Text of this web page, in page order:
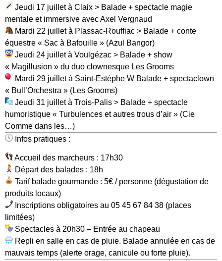
Jeudi 17 juillet à Claix > Balade + spectacle magie
mentale et immersive avec Axel Vergnaud
Mardi 22 juillet à Plassac-Rouffiac > Balade + conte
équestre « Sac à Bafouille » (Azul Bangor)
Jeudi 24 juillet à Voulgézac > Balade + show
« Magillusion » du duo clownesque Les Grooms
Mardi 29 juillet à Saint-Estèphe W Balade + spectaclown
« Bull’Orchestra » (Les Grooms)
Jeudi 31 juillet à Trois-Palis > Balade + spectacle
humoristique « Turbulences et autres trous d’air » (Cie
Comme dans les…)
Infos pratiques :
Accueil des marcheurs : 17h30
Départ des balades : 18h
Tarif balade gourmande : 5€ / personne (dégustation de
produits locaux)
Inscriptions obligatoires au 05 45 67 84 38 (places
limitées)
Spectacles à 20h30 – Entrée au chapeau
Repli en salle en cas de pluie. Balade annulée en cas de
mauvais temps (alerte orage, canicule ou forte pluie).